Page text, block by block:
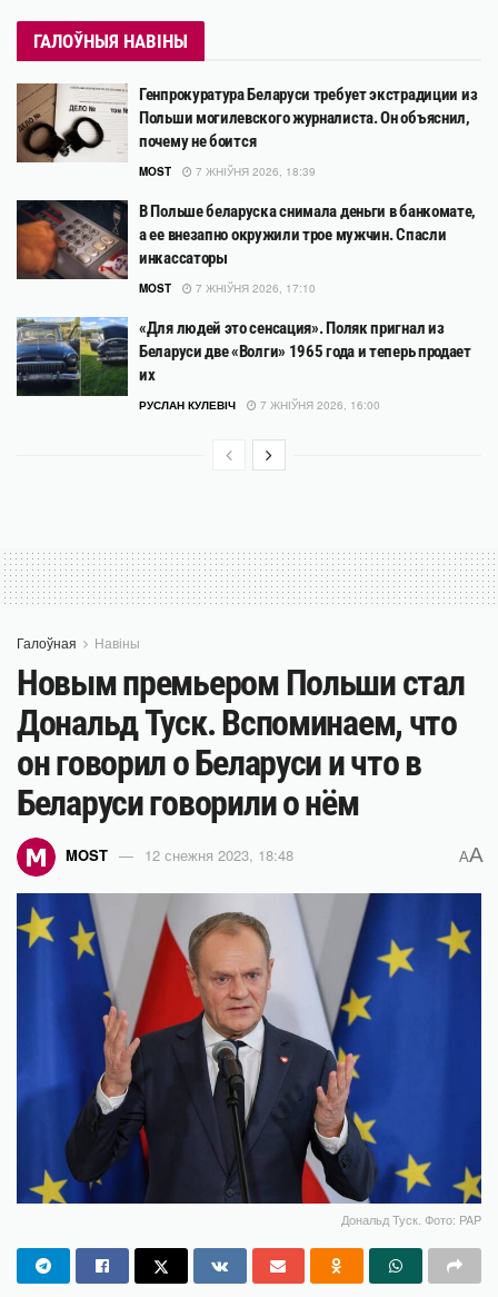
ГАЛОЎНЫЯ НАВІНЫ
Генпрокуратура Беларуси требует экстрадиции из
Польши могилевского журналиста. Он объяснил,
почему не боится
MOST 7 ЖНІЎНЯ 2026, 18:39
В Польше беларуска снимала деньги в банкомате,
а ее внезапно окружили трое мужчин. Спасли
инкассаторы
MOST 7 ЖНІЎНЯ 2026, 17:10
«Для людей это сенсация». Поляк пригнал из
Беларуси две «Волги» 1965 года и теперь продает
их
РУСЛАН КУЛЕВІЧ 7 ЖНІЎНЯ 2026, 16:00
Галоўная Навіны
Новым премьером Польши стал
Дональд Туск. Вспоминаем, что
он говорил о Беларуси и что в
Беларуси говорили о нём
MOST 12 снежня 2023, 18:48 AA
Дональд Туск. Фото: PAP